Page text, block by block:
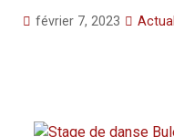
février 7, 2023